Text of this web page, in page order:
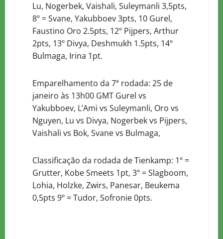
Lu, Nogerbek, Vaishali, Suleymanli 3,5pts,
8º = Svane, Yakubboev 3pts, 10 Gurel,
Faustino Oro 2.5pts, 12º Pijpers, Arthur
2pts, 13º Divya, Deshmukh 1.5pts, 14º
Bulmaga, Irina 1pt.
Emparelhamento da 7ª rodada: 25 de
janeiro às 13h00 GMT Gurel vs
Yakubboev, L’Ami vs Suleymanli, Oro vs
Nguyen, Lu vs Divya, Nogerbek vs Pijpers,
Vaishali vs Bok, Svane vs Bulmaga,
Classificação da rodada de Tienkamp: 1º =
Grutter, Kobe Smeets 1pt, 3º = Slagboom,
Lohia, Holzke, Zwirs, Panesar, Beukema
0,5pts 9º = Tudor, Sofronie 0pts.